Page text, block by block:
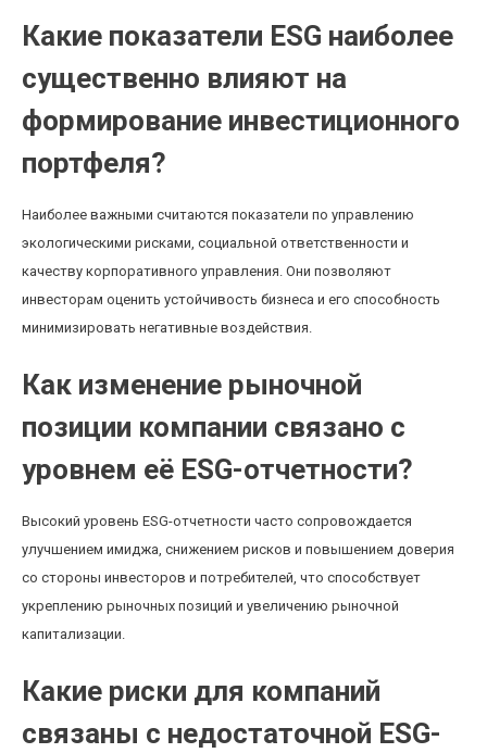
Какие показатели ESG наиболее
существенно влияют на
формирование инвестиционного
портфеля?
Наиболее важными считаются показатели по управлению
экологическими рисками, социальной ответственности и
качеству корпоративного управления. Они позволяют
инвесторам оценить устойчивость бизнеса и его способность
минимизировать негативные воздействия.
Как изменение рыночной
позиции компании связано с
уровнем её ESG-отчетности?
Высокий уровень ESG-отчетности часто сопровождается
улучшением имиджа, снижением рисков и повышением доверия
со стороны инвесторов и потребителей, что способствует
укреплению рыночных позиций и увеличению рыночной
капитализации.
Какие риски для компаний
связаны с недостаточной ESG-